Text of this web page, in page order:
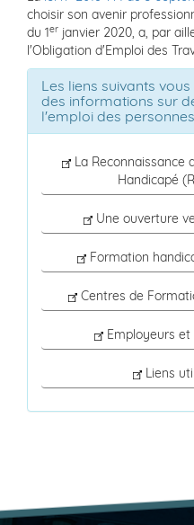
choisir son avenir
du 1er janvier 2020, a, par
l'Obligation d'Emploi des
Les liens suivants
des informations sur
l'emploi des
La Reconnaissance
Handicapé
Une ouverture
Formation
Centres de
Employeurs et
Liens